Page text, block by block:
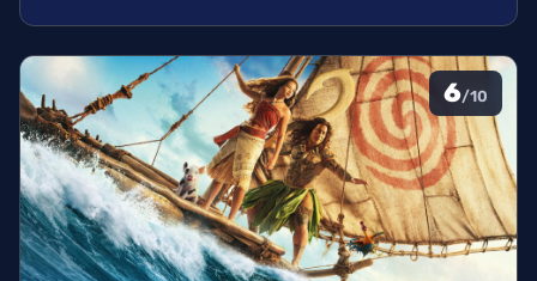
6/10